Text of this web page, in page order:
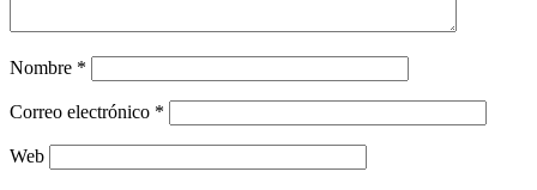
Nombre *
Correo electrónico *
Web